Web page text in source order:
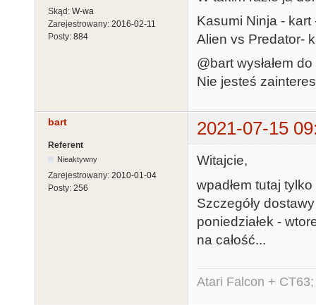
Skąd: W-wa
Zarejestrowany: 2016-02-11
Posty: 884
Kasumi Ninja - kart
Alien vs Predator-
@bart wysłałem
Nie jesteś
bart 2021-07-15
Referent
Nieaktywny
Zarejestrowany: 2010-01-04
Posty: 256
Witajcie,
wpadłem tutaj
Szczegóły
poniedziałek -
na całość...
Atari Falcon +